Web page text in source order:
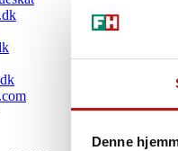
Denne